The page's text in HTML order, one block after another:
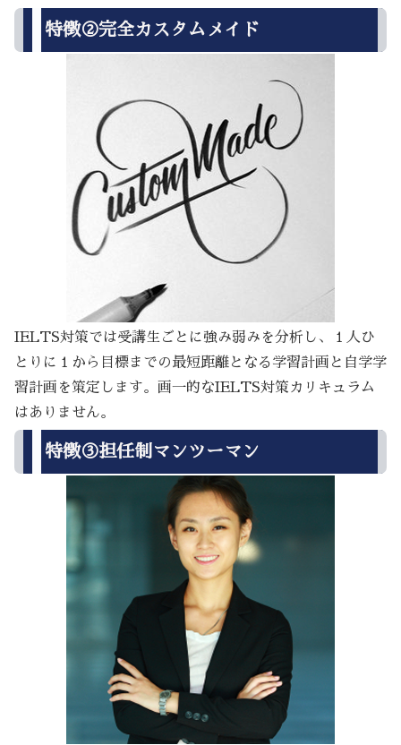
特徴②完全カスタムメイド
IELTS対策では受講生ごとに強み弱みを分析し、１人ひ
とりに１から目標までの最短距離となる学習計画と自学学
習計画を策定します。画一的なIELTS対策カリキュラム
はありません。
特徴③担任制マンツーマン